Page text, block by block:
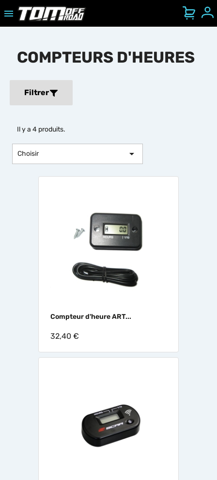

Ouvrir/Fermer le menu mobile
COMPTEURS D'HEURES
Filtrer
Il y a 4 produits.
Choisir 
Compteur d'heure ART...
32,40 €